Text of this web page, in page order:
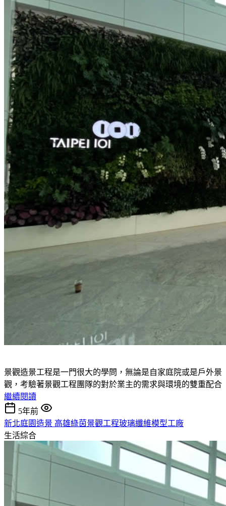
景觀造景工程是一門很大的學問，無論是自家庭院或是戶外景
觀，考驗著景觀工程團隊的對於業主的需求與環境的雙重配合
繼續閱讀
5年前
新北庭園造景 高雄綠茵景觀工程玻璃纖維模型工廠
生活綜合